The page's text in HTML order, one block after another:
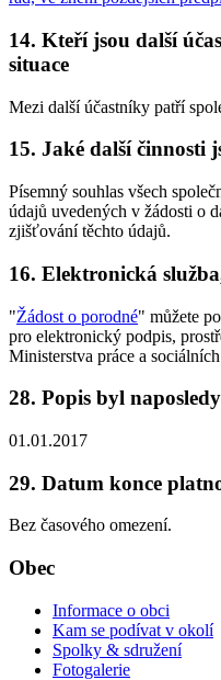
14. Kteří jsou další
situace
Mezi další účastníky patří
15. Jaké další činnosti
Písemný souhlas všech
údajů uvedených v žádosti o
zjišťování těchto údajů.
16. Elektronická
"Žádost o porodné" můžete
pro elektronický podpis,
Ministerstva práce a
28. Popis byl
01.01.2017
29. Datum konce
Bez časového omezení.
Obec
Informace o obci
Kam se podívat v okolí
Spolky & sdružení
Fotogalerie